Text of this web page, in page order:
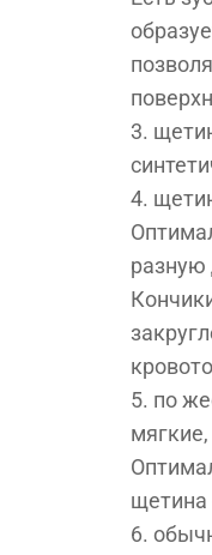
разную
по
щетина